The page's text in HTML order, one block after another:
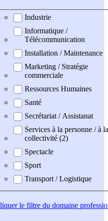
Industrie
Informatique /
Télécommunication
Installation / Maintenance
Marketing / Stratégie
commerciale
Ressources Humaines
Santé
Secrétariat / Assistanat
Services à la personne / à la
collectivité (2)
Spectacle
Sport
Transport / Logistique
le filtre du domaine